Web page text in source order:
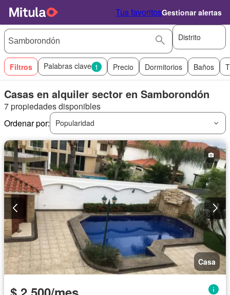
Tus favoritosGestionar alertas
Distrito
Filtros Palabras clave 1 Precio Dormitorios Baños
Casas en alquiler sector en Samborondón
7 propiedades disponibles
Ordenar por:
Popularidad
Casa